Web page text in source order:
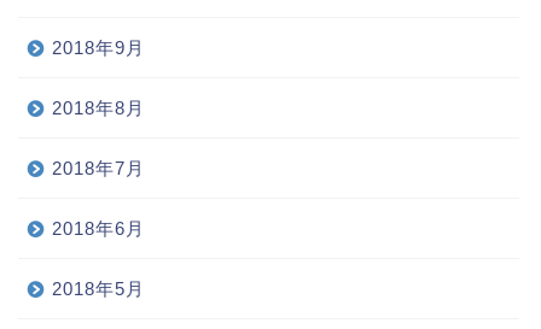
2018年9月
2018年8月
2018年7月
2018年6月
2018年5月